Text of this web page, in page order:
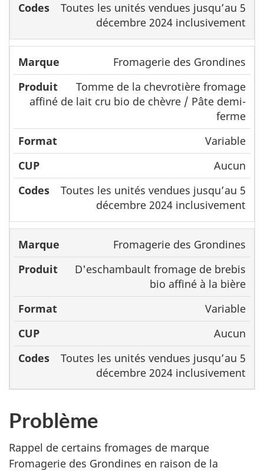
Toutes les unités vendues jusqu’au 5
décembre 2024 inclusivement
Fromagerie des Grondines
Tomme de la chevrotière fromage
affiné de lait cru bio de chèvre / Pâte demi-
ferme
Variable
Aucun
Toutes les unités vendues jusqu’au 5
décembre 2024 inclusivement
Fromagerie des Grondines
D'eschambault fromage de brebis
bio affiné à la bière
Variable
Aucun
Toutes les unités vendues jusqu’au 5
décembre 2024 inclusivement
Problème
Rappel de certains fromages de marque
Fromagerie des Grondines en raison de la